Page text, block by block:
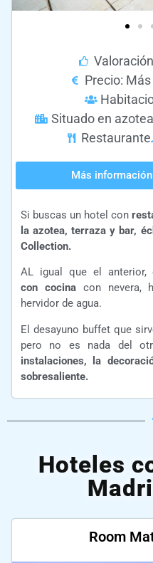
Precio:
Situado en
Restaurante
Más
Si buscas un hotel con
la azotea, terraza y bar,
Collection.
AL igual que el anterior,
con cocina con nevera,
hervidor de agua.
El desayuno buffet que
pero no es nada del
instalaciones, la
sobresaliente.
Hoteles
Room